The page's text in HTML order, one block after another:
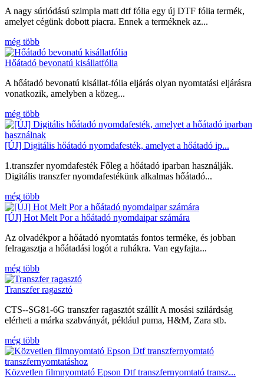
A nagy súrlódású szimpla matt dtf fólia egy új DTF fólia termék,
amelyet cégünk dobott piacra. Ennek a terméknek az...
még több
Hőátadó bevonatú kisállatfólia
A hőátadó bevonatú kisállat-fólia eljárás olyan nyomtatási eljárásra
vonatkozik, amelyben a közeg...
még több
[ÚJ] Digitális hőátadó nyomdafesték, amelyet a hőátadó ip...
1.transzfer nyomdafesték Főleg a hőátadó iparban használják.
Digitális transzfer nyomdafestékünk alkalmas hőátadó...
még több
[ÚJ] Hot Melt Por a hőátadó nyomdaipar számára
Az olvadékpor a hőátadó nyomtatás fontos terméke, és jobban
felragasztja a hőátadási logót a ruhákra. Van egyfajta...
még több
Transzfer ragasztó
CTS--SG81-6G transzfer ragasztót szállít A mosási szilárdság
elérheti a márka szabványát, például puma, H&M, Zara stb.
még több
Közvetlen filmnyomtató Epson Dtf transzfernyomtató transz...